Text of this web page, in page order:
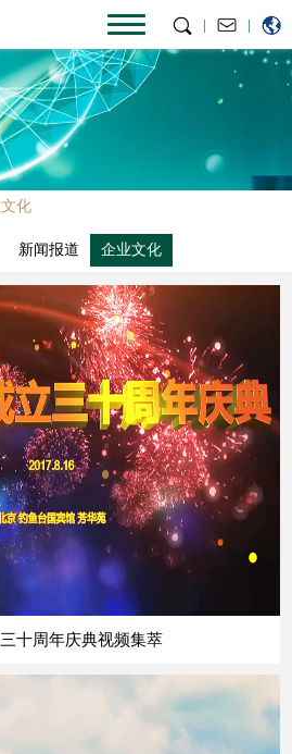
|
|
化
新闻报道 企业文化
十周年庆典视频集萃